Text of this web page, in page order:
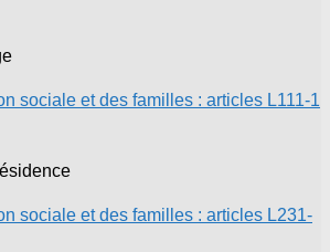
sociale et des familles : articles L111-1
sociale et des familles : articles L231-